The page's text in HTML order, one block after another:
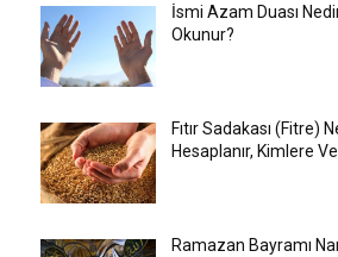
İsmi Azam Duası
Okunur?
Fıtır Sadakası (Fitre)
Hesaplanır, Kimlere
Ramazan Bayramı